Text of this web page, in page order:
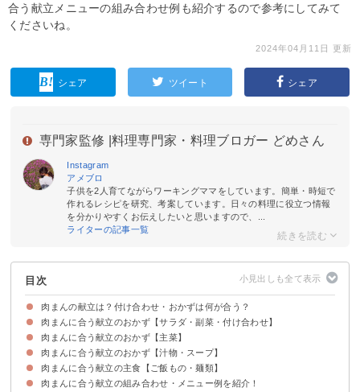
合う献立メニューの組み合わせ例も紹介するので参考にしてみて
くださいね。
2024年04月11日 更新
シェア ツイート シェア
専門家監修 | 料理専門家・料理ブロガー どめさん
Instagram
アメブロ
子供を2人育てながらワーキングママをしています。簡単・時短で
作れるレシピを研究、考案しています。日々の料理に役立つ情報
を分かりやすくお伝えしたいと思いますので、...
ライターの記事一覧
目次
肉まんの献立は？付け合わせ・おかずは何が合う？
肉まんに合う献立のおかず【サラダ・副菜・付け合わせ】
①たたききゅうり
②トマトの中華サラダ
③青菜炒め
肉まんに合う献立のおかず【主菜】
①八宝菜
②油淋鶏
③かに玉
肉まんに合う献立のおかず【汁物・スープ】
①酸辣湯
②中華風コーンスープ
肉まんに合う献立の主食【ご飯もの・麺類】
①中華おこわ
②タンメン
肉まんに合う献立の組み合わせ・メニュー例を紹介！